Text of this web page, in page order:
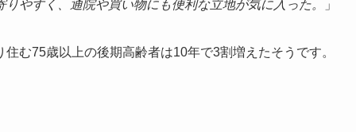
やすく、通院や買い物にも便利な立地が気に入った。 」
む75歳以上の後期高齢者は10年で3割増えたそうです。